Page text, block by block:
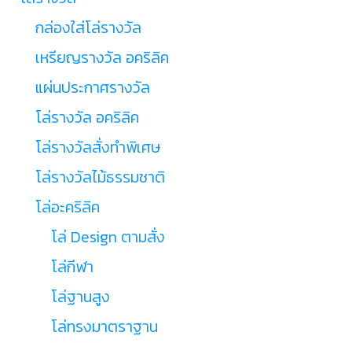
กล่องใส่โล่รางวัล
เหรียญรางวัล อคริลิค
แผ่นประกาศรางวัล
โล่รางวัล อคริลิค
โล่รางวัลสั่งทำพิเศษ
โล่รางวัลไม้ธรรมชาติ
โล่อะคริลิค
โล่ Design ตามสั่ง
โล่กีฬา
โล่ฐานสูง
โล่ทรงมาตราฐาน